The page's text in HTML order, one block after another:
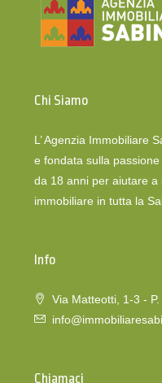
Chi Siamo
L’ Agenzia Immobiliare
e fondata sulla
da 18 anni per aiutare
immobiliare in tutta la
Info
Via Matteotti, 1-3 -
Chiamaci